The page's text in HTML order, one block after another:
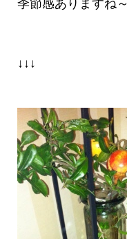
季節感ありますね～
↓↓↓